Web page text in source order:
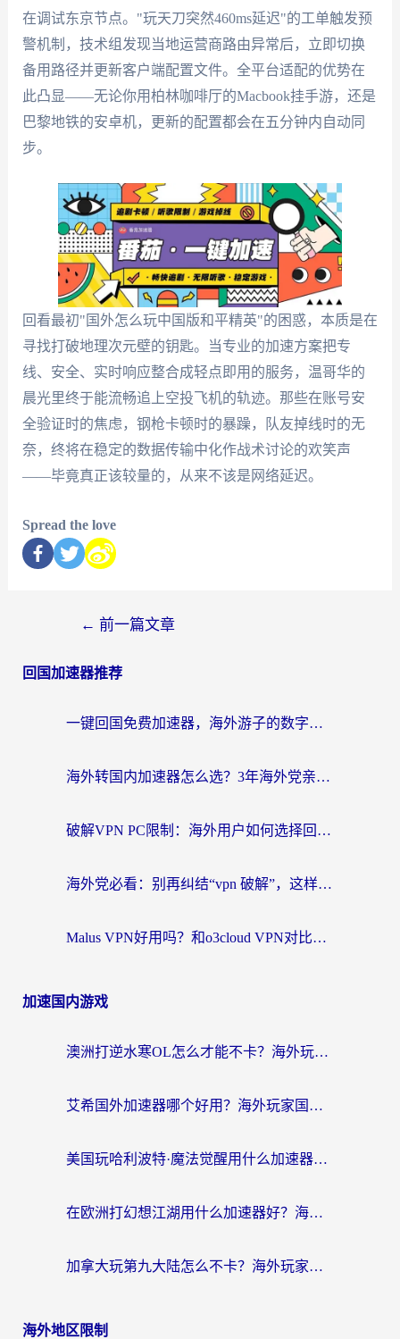
在调试东京节点。"玩天刀突然460ms延迟"的工单触发预
警机制，技术组发现当地运营商路由异常后，立即切换
备用路径并更新客户端配置文件。全平台适配的优势在
此凸显——无论你用柏林咖啡厅的Macbook挂手游，还是
巴黎地铁的安卓机，更新的配置都会在五分钟内自动同
步。
回看最初"国外怎么玩中国版和平精英"的困惑，本质是在
寻找打破地理次元壁的钥匙。当专业的加速方案把专
线、安全、实时响应整合成轻点即用的服务，温哥华的
晨光里终于能流畅追上空投飞机的轨迹。那些在账号安
全验证时的焦虑，钢枪卡顿时的暴躁，队友掉线时的无
奈，终将在稳定的数据传输中化作战术讨论的欢笑声
——毕竟真正该较量的，从来不该是网络延迟。
Spread the love
← 前一篇文章
回国加速器推荐
一键回国免费加速器，海外游子的数字归乡路
海外转国内加速器怎么选？3年海外党亲测指南，无缝刷剧玩游戏不再难
破解VPN PC限制：海外用户如何选择回国加速器实现无缝访问国内资源
海外党必看：别再纠结“vpn 破解”，这样选回国加速器才能真正无缝访问国内资源
Malus VPN好用吗？和o3cloud VPN对比哪个回国效果更好？
加速国内游戏
澳洲打逆水寒OL怎么才能不卡？海外玩家国服游戏加速终极指南（附梦幻模拟战地铁跑酷解决办法）
艾希国外加速器哪个好用？海外玩家国服游戏畅玩终极指南（附欧洲玩鸣潮街头篮球实测）
美国玩哈利波特·魔法觉醒用什么加速器？告别延迟的终极指南（含免费QQ炫舞方案+印尼妄想山海秘籍）
在欧洲打幻想江湖用什么加速器好？海外玩家国服游戏畅玩指南
加拿大玩第九大陆怎么不卡？海外玩家国服游戏加速全攻略（附足球世界萤火突击实测）
海外地区限制